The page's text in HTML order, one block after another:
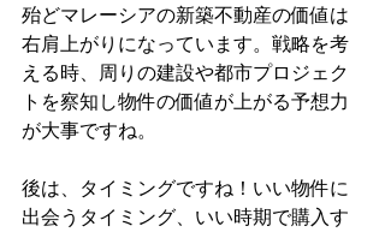
殆どマレーシアの新築不動産の価値は
右肩上がりになっています。戦略を考
える時、周りの建設や都市プロジェク
トを察知し物件の価値が上がる予想力
が大事ですね。
後は、タイミングですね！いい物件に
出会うタイミング、いい時期で購入す